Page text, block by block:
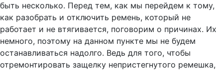
быть несколько. Перед тем, как мы перейдем к тому,
как разобрать и отключить ремень, который не
работает и не втягивается, поговорим о причинах. Их
немного, поэтому на данном пункте мы не будем
останавливаться надолго. Ведь для того, чтобы
отремонтировать защелку непристегнутого ремешка,